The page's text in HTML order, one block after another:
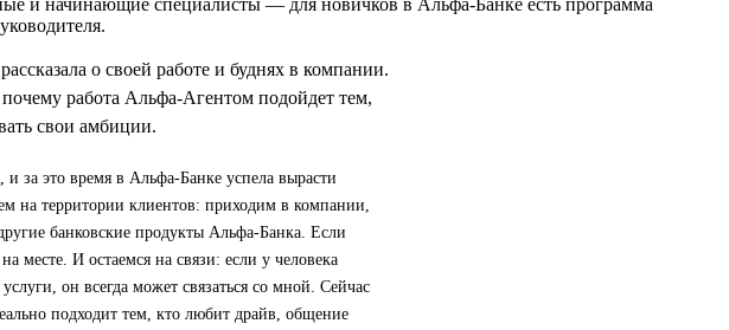
о своей работе и буднях в компании.
работа Альфа-Агентом подойдет тем,
свои амбиции.
за это время в Альфа-Банке успела вырасти
на территории клиентов: приходим в компании,
банковские продукты Альфа-Банка. Если
месте. И остаемся на связи: если у человека
он всегда может связаться со мной. Сейчас
подходит тем, кто любит драйв, общение